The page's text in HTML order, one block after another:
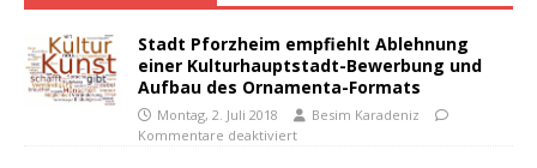
Stadt Pforzheim empfiehlt Ablehnung
einer Kulturhauptstadt-Bewerbung und
Aufbau des Ornamenta-Formats
Montag, 2. Juli 2018
Besim Karadeniz
Kommentare deaktiviert